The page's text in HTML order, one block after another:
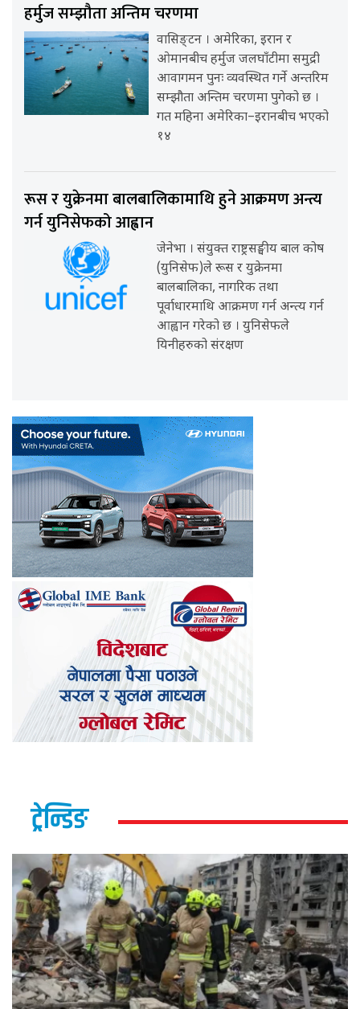
हर्मुज सम्झौता अन्तिम चरणमा
वासिङ्टन । अमेरिका, इरान र
ओमानबीच हर्मुज जलघाँटीमा समुद्री
आवागमन पुनः व्यवस्थित गर्ने अन्तरिम
सम्झौता अन्तिम चरणमा पुगेको छ ।
गत महिना अमेरिका–इरानबीच भएको
१४
रूस र युक्रेनमा बालबालिकामाथि हुने आक्रमण अन्त्य
गर्न युनिसेफको आह्वान
जेनेभा । संयुक्त राष्ट्रसङ्घीय बाल कोष
(युनिसेफ)ले रूस र युक्रेनमा
बालबालिका, नागरिक तथा
पूर्वाधारमाथि आक्रमण गर्न अन्त्य गर्न
आह्वान गरेको छ । युनिसेफले
यिनीहरुको संरक्षण
ट्रेन्डिङ